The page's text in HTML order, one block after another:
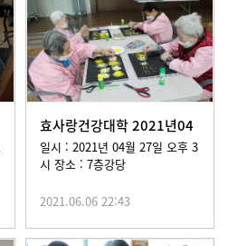
효사랑건강대학 2021년04
월 27일
일시 : 2021년 04월 27일 오후 3
시 장소 : 7층강당
2021.06.06 22:43